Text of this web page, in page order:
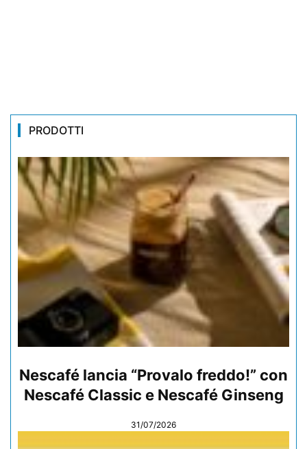
PRODOTTI
Nescafé lancia “Provalo freddo!” con
Nescafé Classic e Nescafé Ginseng
31/07/2026